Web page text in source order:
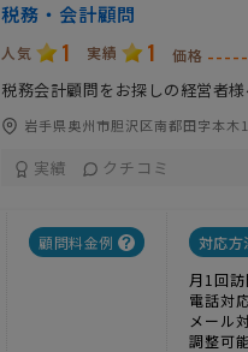
税務・会計顧問
人気 1 実績 1 価格 -----
税務会計顧問をお探しの経営者
岩手県奥州市胆沢区南都田字本木
実績 クチコミ
顧問料金例
対応方
月1回訪
電話対
メール
調整可能